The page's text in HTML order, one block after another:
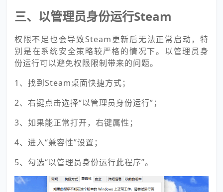
三、以管理员身份运行Steam
权限不足也会导致Steam更新后无法正常启动，特
别是在系统安全策略较严格的情况下。以管理员身
份运行可以避免权限限制带来的问题。
1、找到Steam桌面快捷方式；
2、右键点击选择“以管理员身份运行”；
3、如果能正常打开，右键属性；
4、进入“兼容性”设置；
5、勾选“以管理员身份运行此程序”。